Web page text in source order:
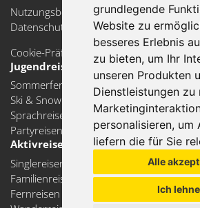
grundlegende
Website zu
besseres Erlebnis
zu bieten, um Ihr
unseren Produkten
Dienstleistungen zu
personalisieren, um
liefern die für Sie
Alle
Ich
Nutzungsbedingungen
Datenschutzerklärung
Cookie-Präferenzen aktualisieren
Jugendreisen
Sommerferien
Ski & Snow
Sprachreisen
Partyreisen
Aktivreisen
Singlereisen
Familienreisen
Fernreisen